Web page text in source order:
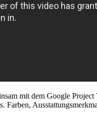
mit dem Google
Farben,